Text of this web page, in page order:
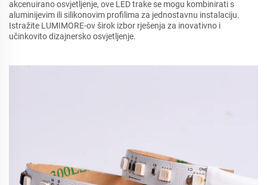
akcenuirano osvjetljenje, ove LED trake se mogu kombinirati s
aluminijevim ili silikonovim profilima za jednostavnu instalaciju.
Istražite LUMIMORE-ov širok izbor rješenja za inovativno i
učinkovito dizajnersko osvjetljenje.